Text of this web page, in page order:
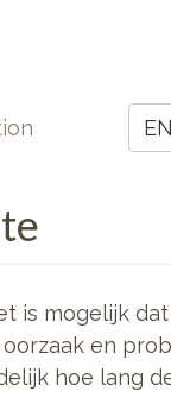
EN
is mogelijk dat
en
hoe lang